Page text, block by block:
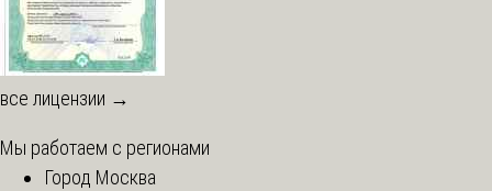
все лицензии →
Мы работаем с регионами
Город Москва